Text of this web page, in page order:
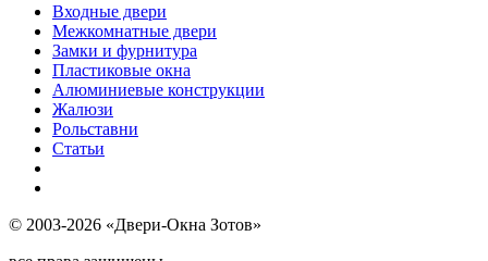
Входные двери
Межкомнатные двери
Замки и фурнитура
Пластиковые окна
Алюминиевые конструкции
Жалюзи
Рольставни
Статьи
© 2003-2026 «Двери-Окна Зотов»